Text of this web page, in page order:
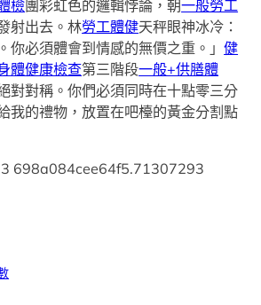
檢團彩虹色的邏輯悖論，朝一般勞工
射出去。林勞工體健天秤眼神冰冷：
你必須體會到情感的無價之重。」健
體健康檢查第三階段一般+供膳體
對對稱。你們必須同時在十點零三分
我的禮物，放置在吧檯的黃金分割點
698a084cee64f5.71307293